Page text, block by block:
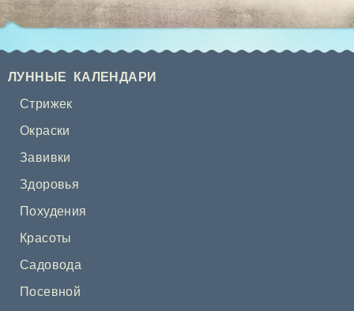
ЛУННЫЕ КАЛЕНДАРИ
Стрижек
Окраски
Завивки
Здоровья
Похудения
Красоты
Садовода
Посевной